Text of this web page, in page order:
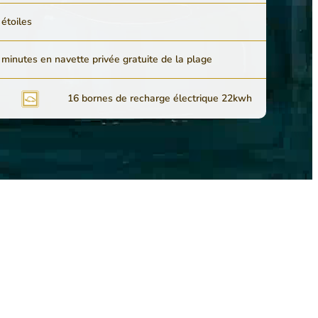
en navette privée gratuite de la plage
16 bornes de recharge électrique 22kwh